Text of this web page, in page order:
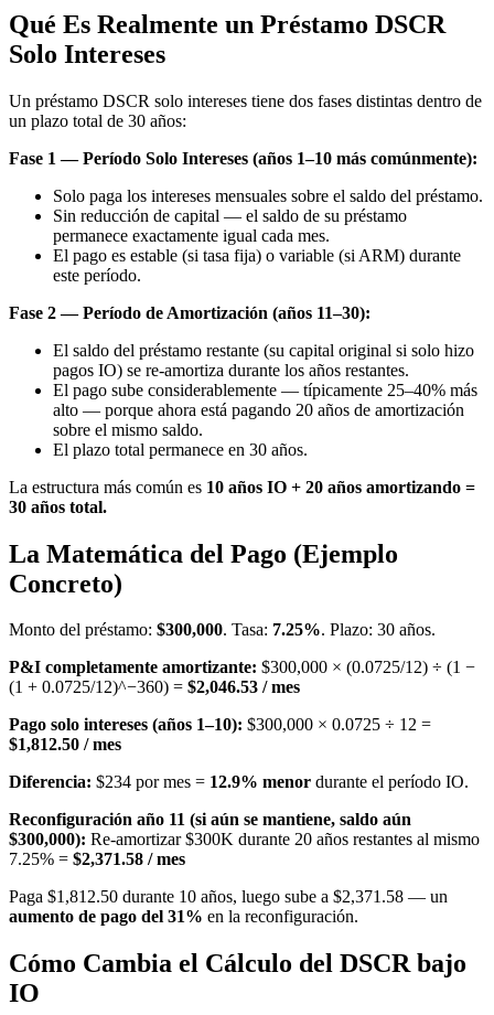
Qué Es Realmente un Préstamo DSCR
Solo Intereses
Un préstamo DSCR solo intereses tiene dos fases distintas dentro de
un plazo total de 30 años:
Fase 1 — Período Solo Intereses (años 1–10 más comúnmente):
Solo paga los intereses mensuales sobre el saldo del préstamo.
Sin reducción de capital — el saldo de su préstamo
permanece exactamente igual cada mes.
El pago es estable (si tasa fija) o variable (si ARM) durante
este período.
Fase 2 — Período de Amortización (años 11–30):
El saldo del préstamo restante (su capital original si solo hizo
pagos IO) se re-amortiza durante los años restantes.
El pago sube considerablemente — típicamente 25–40% más
alto — porque ahora está pagando 20 años de amortización
sobre el mismo saldo.
El plazo total permanece en 30 años.
La estructura más común es 10 años IO + 20 años amortizando =
30 años total.
La Matemática del Pago (Ejemplo
Concreto)
Monto del préstamo: $300,000. Tasa: 7.25%. Plazo: 30 años.
P&I completamente amortizante: $300,000 × (0.0725/12) ÷ (1 −
(1 + 0.0725/12)^−360) = $2,046.53 / mes
Pago solo intereses (años 1–10): $300,000 × 0.0725 ÷ 12 =
$1,812.50 / mes
Diferencia: $234 por mes = 12.9% menor durante el período IO.
Reconfiguración año 11 (si aún se mantiene, saldo aún
$300,000): Re-amortizar $300K durante 20 años restantes al mismo
7.25% = $2,371.58 / mes
Paga $1,812.50 durante 10 años, luego sube a $2,371.58 — un
aumento de pago del 31% en la reconfiguración.
Cómo Cambia el Cálculo del DSCR bajo
IO